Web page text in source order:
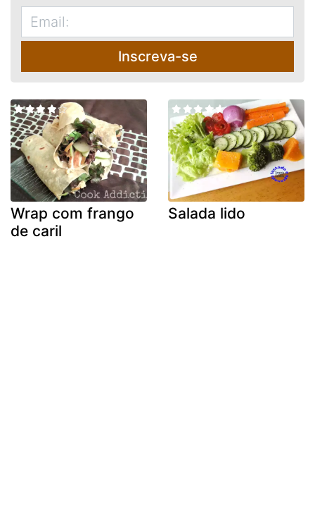
Inscreva-se
Wrap com frango
de caril
Salada lido